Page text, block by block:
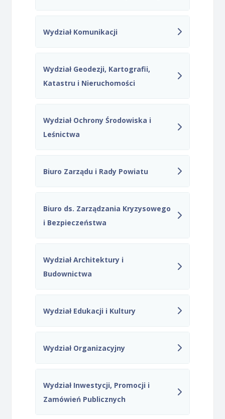
Wydział Komunikacji
Wydział Geodezji, Kartografii,
Katastru i Nieruchomości
Wydział Ochrony Środowiska i
Leśnictwa
Biuro Zarządu i Rady Powiatu
Biuro ds. Zarządzania Kryzysowego
i Bezpieczeństwa
Wydział Architektury i
Budownictwa
Wydział Edukacji i Kultury
Wydział Organizacyjny
Wydział Inwestycji, Promocji i
Zamówień Publicznych